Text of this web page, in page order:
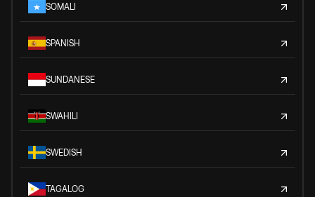
SOMALI
SPANISH
SUNDANESE
SWAHILI
SWEDISH
TAGALOG